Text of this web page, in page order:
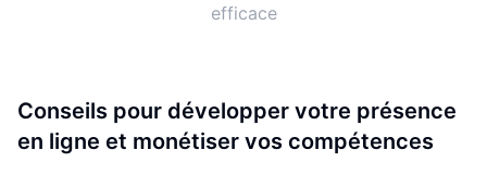
efficace
Conseils pour développer votre présence
en ligne et monétiser vos compétences